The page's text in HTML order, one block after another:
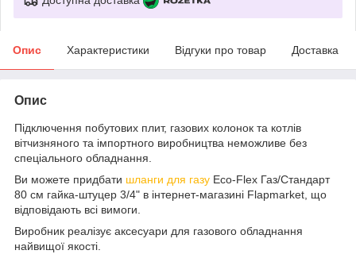
Опис Характеристики Відгуки про товар Доставка
Опис
Підключення побутових плит, газових колонок та котлів
вітчизняного та імпортного виробництва неможливе без
спеціального обладнання.
Ви можете придбати шланги для газу Eco-Flex Газ/Стандарт
80 см гайка-штуцер 3/4" в інтернет-магазині Flapmarket, що
відповідають всі вимоги.
Виробник реалізує аксесуари для газового обладнання
найвищої якості.